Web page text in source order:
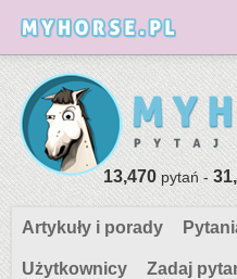
13,470pytań -
Artykuły i porady
Użytkownicy Zadaj